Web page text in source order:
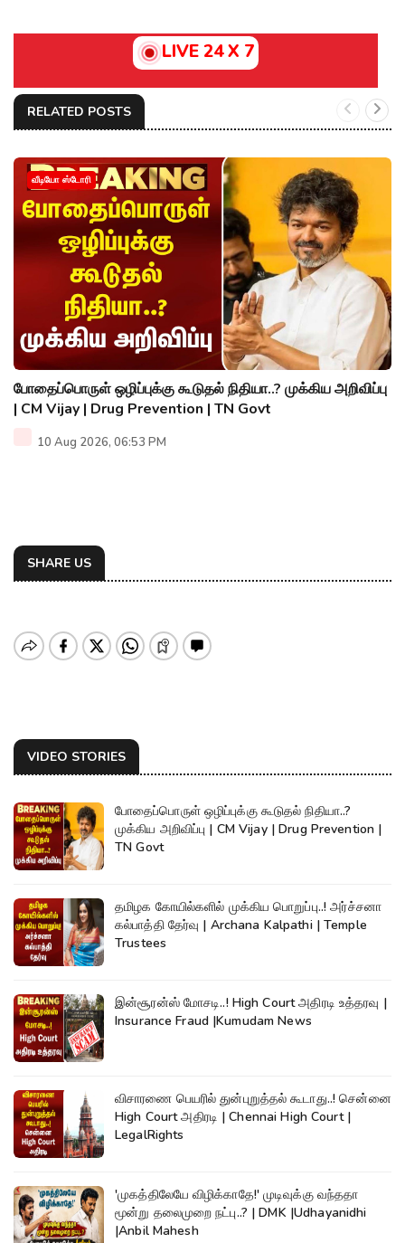
LIVE 24 X 7
RELATED POSTS
வீடியோ ஸ்டோரி
போதைப்பொருள் ஒழிப்புக்கு கூடுதல் நிதியா..? முக்கிய அறிவிப்பு
| CM Vijay | Drug Prevention | TN Govt
10 Aug 2026, 06:53 PM
SHARE US
VIDEO STORIES
போதைப்பொருள் ஒழிப்புக்கு கூடுதல் நிதியா..?
முக்கிய அறிவிப்பு | CM Vijay | Drug Prevention |
TN Govt
தமிழக கோயில்களில் முக்கிய பொறுப்பு..! அர்ச்சனா
கல்பாத்தி தேர்வு | Archana Kalpathi | Temple
Trustees
இன்சூரன்ஸ் மோசடி..! High Court அதிரடி உத்தரவு |
Insurance Fraud |Kumudam News
விசாரணை பெயரில் துன்புறுத்தல் கூடாது..! சென்னை
High Court அதிரடி | Chennai High Court |
LegalRights
'முகத்திலேயே விழிக்காதே!' முடிவுக்கு வந்ததா
மூன்று தலைமுறை நட்பு..? | DMK |Udhayanidhi
|Anbil Mahesh